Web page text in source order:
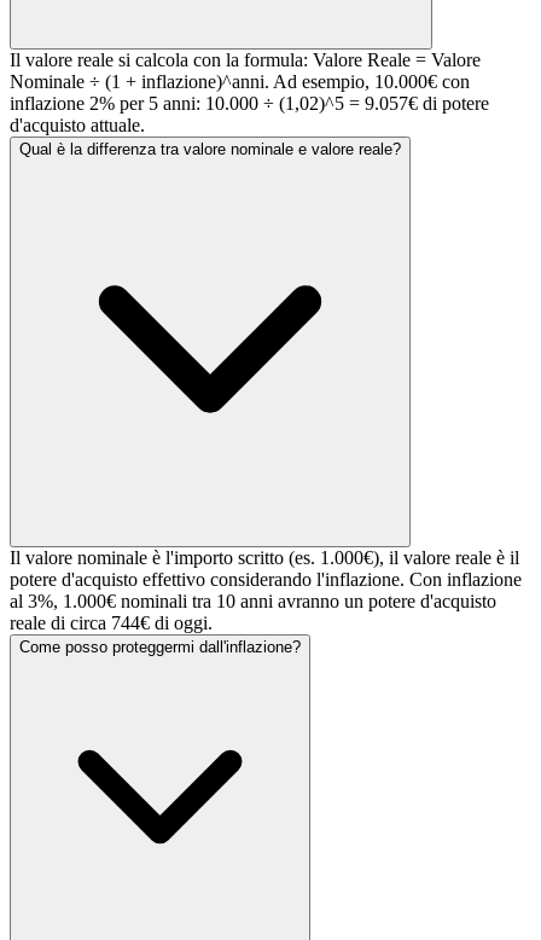
Il valore reale si calcola con la formula: Valore Reale = Valore
Nominale ÷ (1 + inflazione)^anni. Ad esempio, 10.000€ con
inflazione 2% per 5 anni: 10.000 ÷ (1,02)^5 = 9.057€ di potere
d'acquisto attuale.
Qual è la differenza tra valore nominale e valore reale?
Il valore nominale è l'importo scritto (es. 1.000€), il valore reale è il
potere d'acquisto effettivo considerando l'inflazione. Con inflazione
al 3%, 1.000€ nominali tra 10 anni avranno un potere d'acquisto
reale di circa 744€ di oggi.
Come posso proteggermi dall'inflazione?